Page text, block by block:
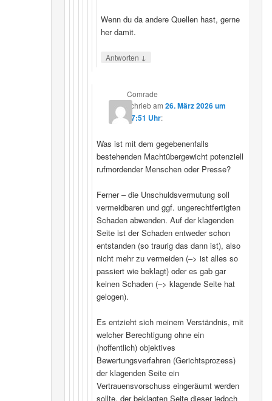
Wenn du da andere Quellen hast, gerne
her damit.
Antworten ↓
Comrade
schriebam 26. März 2026 um
17:51 Uhr:
Was ist mit dem gegebenenfalls
bestehenden Machtübergewicht potenziell
rufmordender Menschen oder Presse?
Ferner – die Unschuldsvermutung soll
vermeidbaren und ggf. ungerechtfertigten
Schaden abwenden. Auf der klagenden
Seite ist der Schaden entweder schon
entstanden (so traurig das dann ist), also
nicht mehr zu vermeiden (–> ist alles so
passiert wie beklagt) oder es gab gar
keinen Schaden (–> klagende Seite hat
gelogen).
Es entzieht sich meinem Verständnis, mit
welcher Berechtigung ohne ein
(hoffentlich) objektives
Bewertungsverfahren (Gerichtsprozess)
der klagenden Seite ein
Vertrauensvorschuss eingeräumt werden
sollte, der beklagten Seite dieser jedoch